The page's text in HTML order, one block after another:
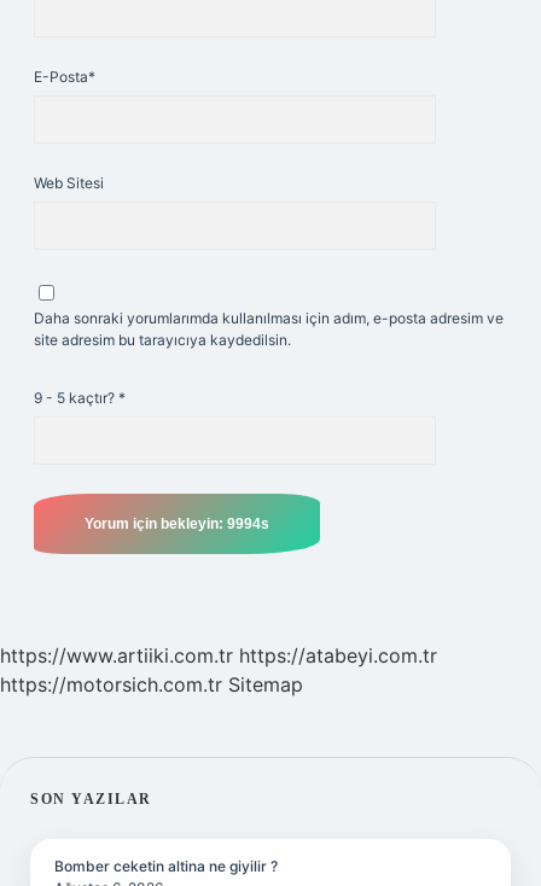
E-Posta*
Web Sitesi
Daha sonraki yorumlarımda kullanılması için adım, e-posta adresim ve
site adresim bu tarayıcıya kaydedilsin.
9 - 5 kaçtır? *
https://www.artiiki.com.tr https://atabeyi.com.tr
https://motorsich.com.tr Sitemap
SIDEBAR
SON YAZILAR
Bomber ceketin altina ne giyilir ?